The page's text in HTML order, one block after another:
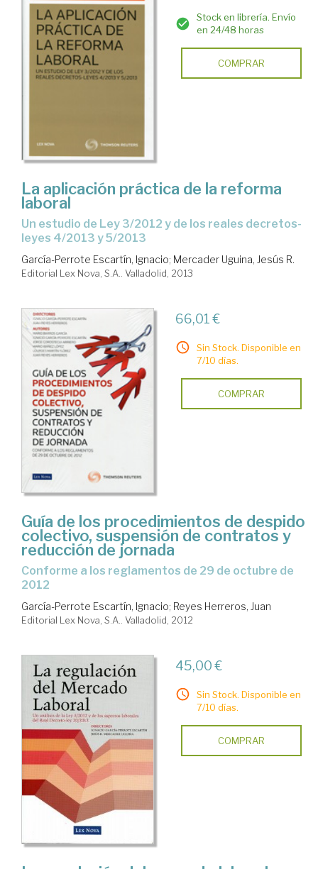
Stock en librería. Envío
en 24/48 horas
COMPRAR
La aplicación práctica de la reforma
laboral
un estudio de Ley 3/2012 y de los reales decretos-
leyes 4/2013 y 5/2013
García-Perrote Escartín, Ignacio; Mercader Uguina, Jesús R.
Editorial Lex Nova, S.A.. Valladolid, 2013
66,01 €
Sin Stock. Disponible en
7/10 días.
COMPRAR
Guía de los procedimientos de despido
colectivo, suspensión de contratos y
reducción de jornada
conforme a los reglamentos de 29 de octubre de
2012
García-Perrote Escartín, Ignacio; Reyes Herreros, Juan
Editorial Lex Nova, S.A.. Valladolid, 2012
45,00 €
Sin Stock. Disponible en
7/10 días.
COMPRAR